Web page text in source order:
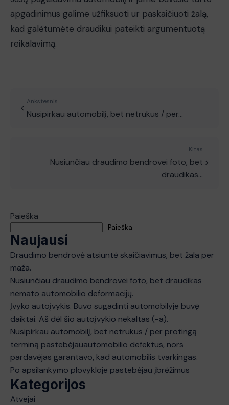
apgadinimus galime užfiksuoti ur paskaičiuoti žalą,
kad galėtumėte draudikui pateikti argumentuotą
reikalavimą.
Ankstesnis
Nusipirkau automobilį, bet netrukus / per…
Kitas
Nusiunčiau draudimo bendrovei foto, bet
draudikas…
Paieška
Paieška
Naujausi
Draudimo bendrovė atsiuntė skaičiavimus, bet žala per
maža.
Nusiunčiau draudimo bendrovei foto, bet draudikas
nemato automobilio deformacijų.
Įvyko autoįvykis. Buvo sugadinti automobilyje buvę
daiktai. Aš dėl šio autoįvykio nekaltas (-a).
Nusipirkau automobilį, bet netrukus / per protingą
terminą pastebėjauautomobilio defektus, nors
pardavėjas garantavo, kad automobilis tvarkingas.
Po apsilankymo plovykloje pastebėjau įbrėžimus
Kategorijos
Atvejai